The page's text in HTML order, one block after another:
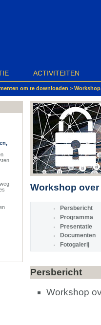
ACTIVITEITEN
om te downloaden >
Workshop
Persbericht
Programma
Presentatie
Documenten
Fotogalerij
Persbericht
Workshop